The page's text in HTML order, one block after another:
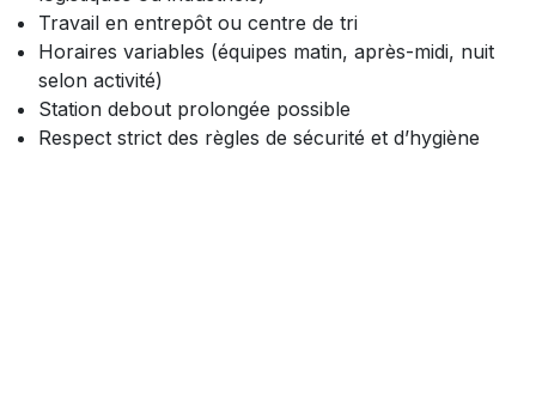
Travail en entrepôt ou centre de tri
Horaires variables (équipes matin, après-midi, nuit
selon activité)
Station debout prolongée possible
Respect strict des règles de sécurité et d’hygiène